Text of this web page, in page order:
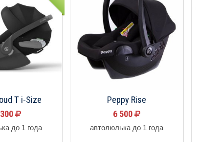
T i-Size
до 1 года
Peppy Rise
6 500
автолюлька до 1 года